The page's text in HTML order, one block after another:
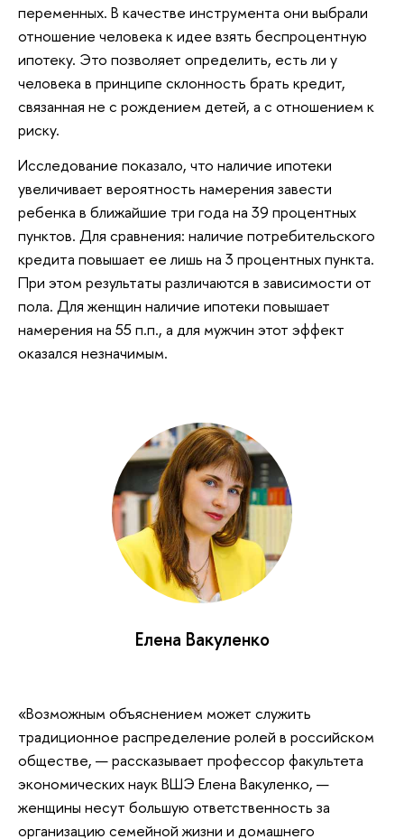
переменных. В качестве инструмента они выбрали
отношение человека к идее взять беспроцентную
ипотеку. Это позволяет определить, есть ли у
человека в принципе склонность брать кредит,
связанная не с рождением детей, а с отношением к
риску.
Исследование показало, что наличие ипотеки
увеличивает вероятность намерения завести
ребенка в ближайшие три года на 39 процентных
пунктов. Для сравнения: наличие потребительского
кредита повышает ее лишь на 3 процентных пункта.
При этом результаты различаются в зависимости от
пола. Для женщин наличие ипотеки повышает
намерения на 55 п.п., а для мужчин этот эффект
оказался незначимым.
Елена Вакуленко
«Возможным объяснением может служить
традиционное распределение ролей в российском
обществе, — рассказывает профессор факультета
экономических наук ВШЭ Елена Вакуленко, —
женщины несут большую ответственность за
организацию семейной жизни и домашнего